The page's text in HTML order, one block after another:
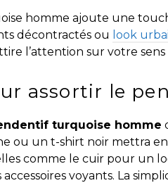
homme ajoute une
décontractés ou look
l’attention sur votre sens
assortir le
turquoise homme
ou un t-shirt noir mettra
comme le cuir pour un
voyants. La